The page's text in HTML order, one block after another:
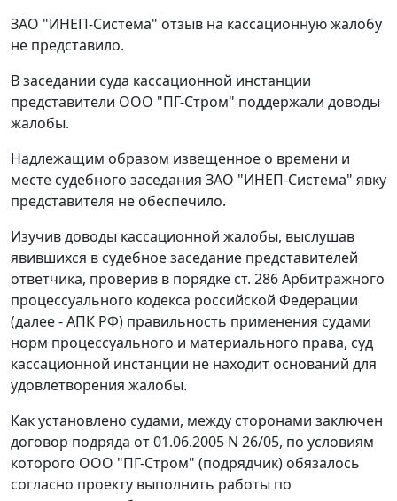
ЗАО "ИНЕП-Система" отзыв на кассационную жалобу
не представило.
В заседании суда кассационной инстанции
представители ООО "ПГ-Стром" поддержали доводы
жалобы.
Надлежащим образом извещенное о времени и
месте судебного заседания ЗАО "ИНЕП-Система" явку
представителя не обеспечило.
Изучив доводы кассационной жалобы, выслушав
явившихся в судебное заседание представителей
ответчика, проверив в порядке ст. 286Арбитражного
процессуального кодекса российской Федерации
(далее - АПК РФ) правильность применения судами
норм процессуального и материального права, суд
кассационной инстанции не находит оснований для
удовлетворения жалобы.
Как установлено судами, между сторонами заключен
договор подряда от 01.06.2005 N 26/05, по условиям
которого ООО "ПГ-Стром" (подрядчик) обязалось
согласно проекту выполнить работы по